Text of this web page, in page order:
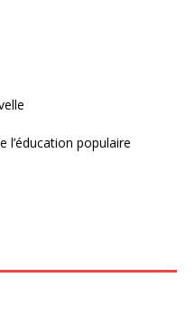
l’éducation populaire